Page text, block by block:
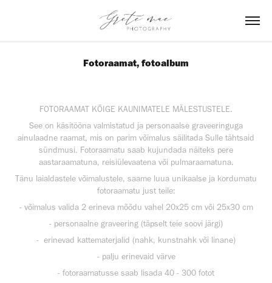
Fotoraamat, fotoalbum
FOTORAAMAT KÕIGE KAUNIMATELE MÄLESTUSTELE.
See on käsitööna valmistatud ja personaalse graveeringuga
ainulaadne raamat, mis on parim võimalus säilitada Sulle tähtsaid
sündmusi. Fotoraamatu saab kujundada näiteks pere
aastaraamatuna, reisiülevaatena või pulmaraamatuna.
Tänu laialdastele võimalustele, saame luua unikaalse ja kordumatu
fotoraamatu just teile:
- võimalus valida 2 erineva mõõdu vahel 20x25 cm või 25x30 cm
- personaalne graveering (täpselt teie soovi järgi)
- erinevad kattematerjalid (nahk, kunstnahk või linane)
- palju erinevaid värve
- fotoraamatusse saab lisada 40 - 300 fotot